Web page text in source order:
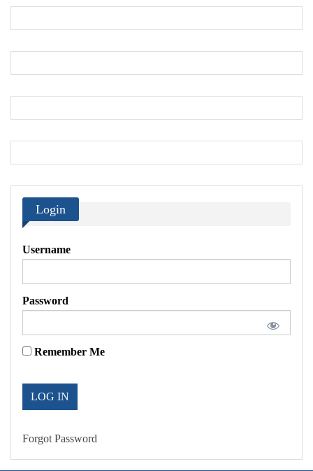
Login
Username
Password
Remember Me
Forgot Password